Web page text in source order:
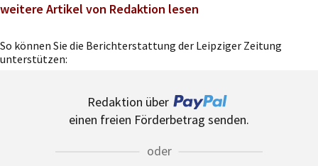
weitere Artikel von Redaktion lesen
So können Sie die Berichterstattung der Leipziger Zeitung
unterstützen:
Redaktion über
einen freien Förderbetrag senden.
oder